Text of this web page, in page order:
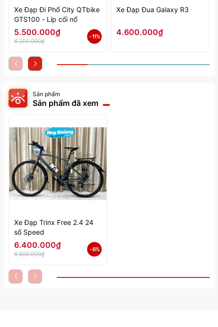
Xe Đạp Đi Phố City QTbike
GTS100 - Líp cối nổ
5.500.000₫
6.200.000₫
- 11%
Xe Đạp Đua Galaxy R3
4.600.000₫
Sản phẩm
Sản phẩm đã xem
Xe Đạp Trinx Free 2.4 24
số Speed
6.400.000₫
6.800.000₫
- 6%